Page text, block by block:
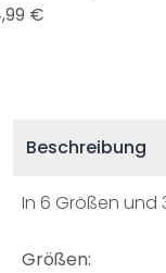
€
Beschreibung
In 6 Größen und
Größen: